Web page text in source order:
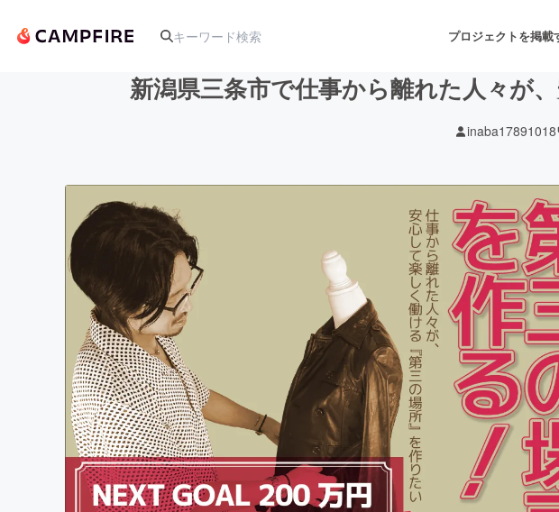
プロジェクトを掲載
アート・写真 音楽
テクノロジー・ガジェット ゲーム・サービス開発
映像・映画 書籍・雑誌出版
ビジネス・起業 チャレンジ
まちづくり・地域活性化
CAMPFIRE for
CAMPFIREふ
新潟県三条市で仕事から離れた人々が
inaba17891018